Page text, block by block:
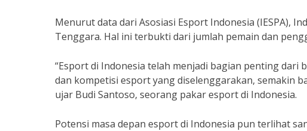
Menurut data dari Asosiasi Esport Indonesia (IESPA),
Tenggara. Hal ini terbukti dari jumlah pemain dan
“Esport di Indonesia telah menjadi bagian penting dari
dan kompetisi esport yang diselenggarakan, semakin
ujar Budi Santoso, seorang pakar esport di Indonesia.
Potensi masa depan esport di Indonesia pun terlihat